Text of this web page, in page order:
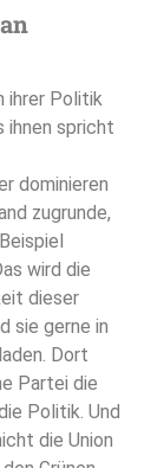
ihrer Politik
ihnen spricht
dominieren
zugrunde,
wird die
dieser
sie gerne in
Dort
Partei die
Politik. Und
die Union